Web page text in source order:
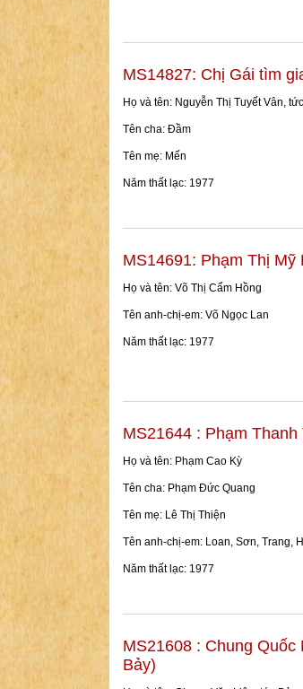
MS14827: Chị Gái tìm
Họ và tên: Nguyễn Thị Tuyết Vân,
Tên cha: Đầm
Tên mẹ: Mến
Năm thất lạc: 1977
MS14691: Phạm Thị
Họ và tên: Võ Thị Cẩm Hồng
Tên anh-chị-em: Võ Ngọc Lan
Năm thất lạc: 1977
MS21644 : Phạm
Họ và tên: Phạm Cao Kỳ
Tên cha: Phạm Đức Quang
Tên mẹ: Lê Thị Thiện
Tên anh-chị-em: Loan, Sơn, Trang,
Năm thất lạc: 1977
MS21608 : Chung
Bảy)